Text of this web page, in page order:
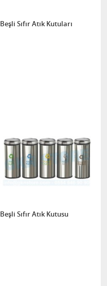
Beşli Sıfır Atık Kutuları
Beşli Sıfır Atık Kutusu